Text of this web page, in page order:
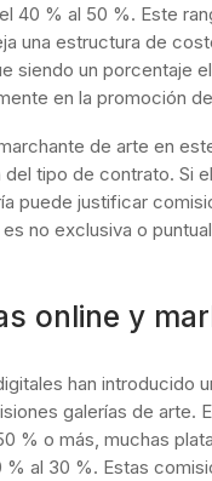
40 % al 50 %. Este
una estructura de
siendo un porcentaje
en la promoción
de arte en
tipo de contrato. Si
puede justificar
no exclusiva o
online y
han introducido
galerías de arte.
% o más, muchas
% al 30 %. Estas